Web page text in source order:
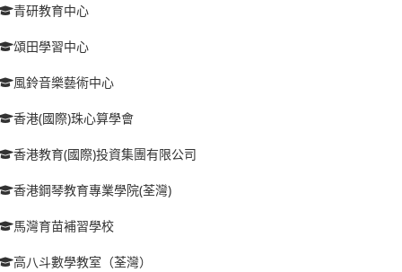
青研教育中心
頌田學習中心
風鈴音樂藝術中心
香港(國際)珠心算學會
香港教育(國際)投資集團有限公司
香港鋼琴教育專業學院(荃灣)
馬灣育苗補習學校
高八斗數學教室（荃灣）